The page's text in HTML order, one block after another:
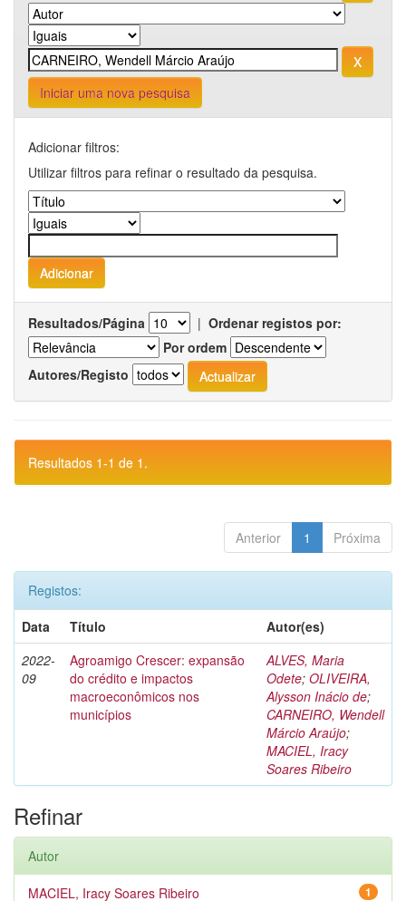
Iniciar uma nova pesquisa
Adicionar filtros:
Utilizar filtros para refinar o resultado da pesquisa.
Resultados/Página | Ordenar registos por:
Por ordem
Autores/Registo
Resultados 1-1 de 1.
Anterior 1 Próxima
Registos:
Data
Título
Autor(es)
2022-
09
Agroamigo Crescer: expansão
do crédito e impactos
macroeconômicos nos
municípios
ALVES, Maria
Odete; OLIVEIRA,
Alysson Inácio de;
CARNEIRO, Wendell
Márcio Araújo;
MACIEL, Iracy
Soares Ribeiro
Refinar
Autor
1
MACIEL, Iracy Soares Ribeiro